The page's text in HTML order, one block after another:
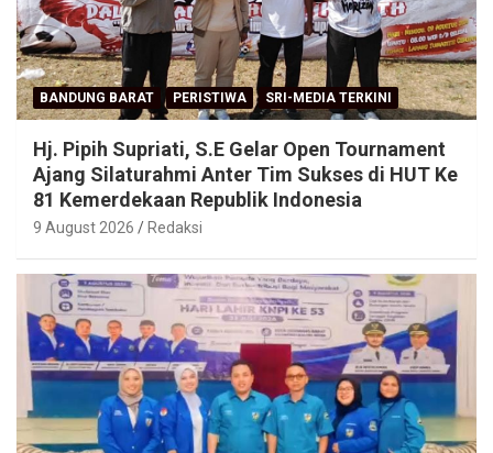
BANDUNG BARAT PERISTIWA SRI-MEDIA TERKINI
Hj. Pipih Supriati, S.E Gelar Open Tournament
Ajang Silaturahmi Anter Tim Sukses di HUT Ke
81 Kemerdekaan Republik Indonesia
9 August 2026 Redaksi